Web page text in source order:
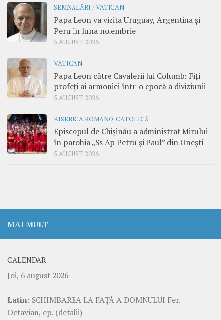
SEMNALĂRI /VATICAN
Papa Leon va vizita Uruguay, Argentina și
Peru în luna noiembrie
5 AUGUST 2026
VATICAN
Papa Leon către Cavalerii lui Columb: Fiți
profeți ai armoniei într-o epocă a diviziunii
5 AUGUST 2026
BISERICA ROMANO-CATOLICĂ
Episcopul de Chișinău a administrat Mirului
în parohia „Ss Ap Petru și Paul” din Onești
5 AUGUST 2026
MAI MULT
CALENDAR
Joi, 6 august 2026
Latin: SCHIMBAREA LA FAŢĂ A DOMNULUI Fer.
Octavian, ep. (detalii)